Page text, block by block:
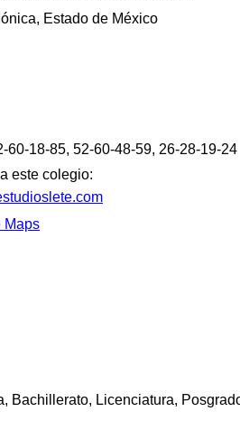
Estado de México
60-18-85, 52-60-48-59, 26-28-19-24
este colegio:
Maps
Bachillerato, Licenciatura,